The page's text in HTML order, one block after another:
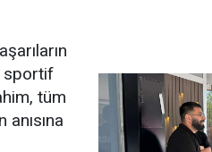
sportif
tüm